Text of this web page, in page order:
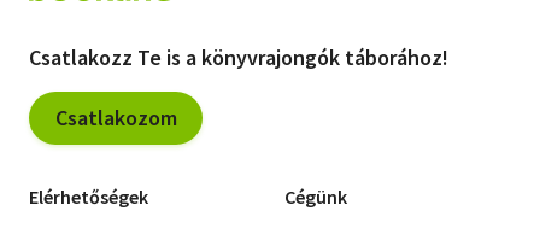
Csatlakozz Te is a könyvrajongók táborához!
Csatlakozom
Elérhetőségek Cégünk